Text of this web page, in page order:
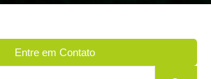
Entre em Contato